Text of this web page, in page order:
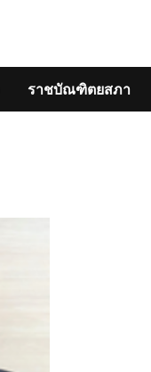
ราชบัณฑิตยสภา